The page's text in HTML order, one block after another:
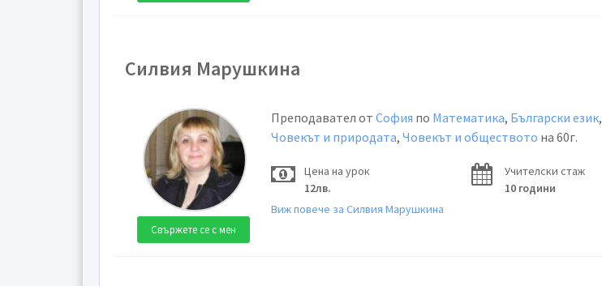
Силвия Марушкина
Свържете се с мен
Преподавател от София по Математика, Български език,
Човекът и природата, Човекът и обществото на 60г.
Цена на урок
12лв.
Учителски стаж
10 години
Виж повече за Силвия Марушкина